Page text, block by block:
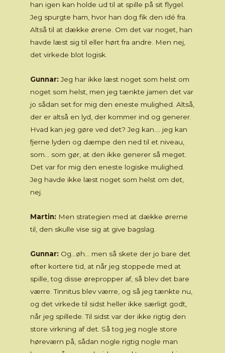
han igen kan holde ud til at spille på sit flygel.
Jeg spurgte ham, hvor han dog fik den idé fra.
Altså til at dække ørene. Om det var noget, han
havde læst sig til eller hørt fra andre. Men nej,
det virkede blot logisk.
Gunnar:Jeg har ikke læst noget som helst om
noget som helst, men jeg tænkte jamen det var
jo sådan set for mig den eneste mulighed. Altså,
der er altså en lyd, der kommer ind og generer.
Hvad kan jeg gøre ved det? Jeg kan…. jeg kan
fjerne lyden og dæmpe den ned til et niveau,
som… som gør, at den ikke generer så meget.
Det var for mig den eneste logiske mulighed.
Jeg havde ikke læst noget som helst om det,
nej.
Martin: Men strategien med at dække ørerne
til, den skulle vise sig at give bagslag.
Gunnar: Og…øh… men så skete der jo bare det
efter kortere tid, at når jeg stoppede med at
spille, tog disse ørepropper af, så blev det bare
værre. Tinnitus blev værre, og så jeg tænkte nu,
og det virkede til sidst heller ikke særligt godt,
når jeg spillede. Til sidst var der ikke rigtig den
store virkning af det. Så tog jeg nogle store
høreværn på, sådan nogle rigtig nogle man